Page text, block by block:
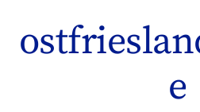
Inhalt
überspringen
e